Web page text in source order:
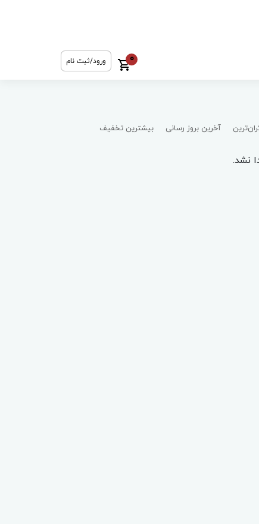
0 ورود/ثبت نام
آخرین بروز رسانی بیشترین تخفیف
نشد.